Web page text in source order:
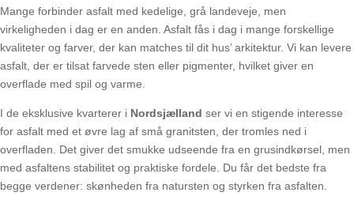
Mange forbinder asfalt med kedelige, grå landeveje, men
virkeligheden i dag er en anden. Asfalt fås i dag i mange forskellige
kvaliteter og farver, der kan matches til dit hus’ arkitektur. Vi kan levere
asfalt, der er tilsat farvede sten eller pigmenter, hvilket giver en
overflade med spil og varme.
I de eksklusive kvarterer i Nordsjælland ser vi en stigende interesse
for asfalt med et øvre lag af små granitsten, der tromles ned i
overfladen. Det giver det smukke udseende fra en grusindkørsel, men
med asfaltens stabilitet og praktiske fordele. Du får det bedste fra
begge verdener: skønheden fra natursten og styrken fra asfalten.